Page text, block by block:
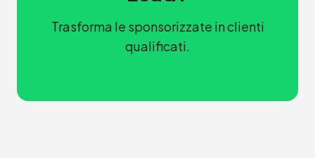
Trasforma le sponsorizzate in clienti
qualificati.